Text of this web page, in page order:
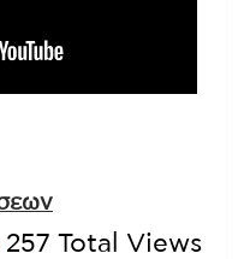
257 Total Views